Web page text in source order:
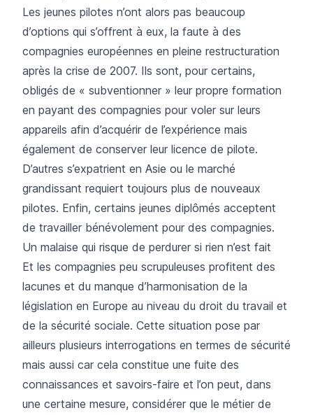
Les jeunes pilotes n’ont alors pas beaucoup
d’options qui s’offrent à eux, la faute à des
compagnies européennes en pleine restructuration
après la crise de 2007. Ils sont, pour certains,
obligés de « subventionner » leur propre formation
en payant des compagnies pour voler sur leurs
appareils afin d’acquérir de l’expérience mais
également de conserver leur licence de pilote.
D’autres s’expatrient en Asie ou le marché
grandissant requiert toujours plus de nouveaux
pilotes. Enfin, certains jeunes diplômés acceptent
de travailler bénévolement pour des compagnies.
Un malaise qui risque de perdurer si rien n’est fait
Et les compagnies peu scrupuleuses profitent des
lacunes et du manque d’harmonisation de la
législation en Europe au niveau du droit du travail et
de la sécurité sociale. Cette situation pose par
ailleurs plusieurs interrogations en termes de sécurité
mais aussi car cela constitue une fuite des
connaissances et savoirs-faire et l’on peut, dans
une certaine mesure, considérer que le métier de